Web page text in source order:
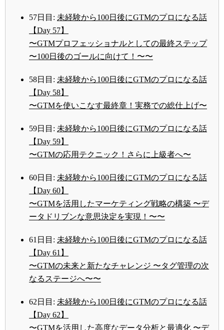
57日目: 未経験から100日後にGTMのプロになる話
【Day 57】
〜GTMプロフェッショナルとしての最終ステップ
〜100日後のゴールに向けて！〜〜
58日目: 未経験から100日後にGTMのプロになる話
【Day 58】
〜GTMを使いこなす最終章！実務での総仕上げ〜
59日目: 未経験から100日後にGTMのプロになる話
【Day 59】
〜GTMの応用テクニック！さらに上級者へ〜
60日目: 未経験から100日後にGTMのプロになる話
【Day 60】
〜GTMを活用したマーケティング戦略の構築 〜デ
ータドリブンな意思決定を実現！〜〜
61日目: 未経験から100日後にGTMのプロになる話
【Day 61】
〜GTMの未来と新たなチャレンジ 〜タグ管理の次
なるステージへ〜〜
62日目: 未経験から100日後にGTMのプロになる話
【Day 62】
〜GTMを活用した高度なデータ分析と最適化 〜デ